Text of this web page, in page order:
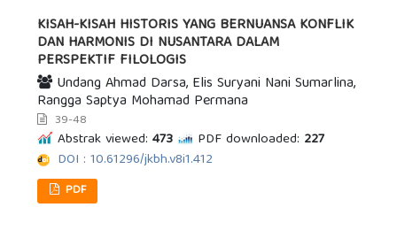
KISAH-KISAH HISTORIS YANG BERNUANSA KONFLIK
DAN HARMONIS DI NUSANTARA DALAM
PERSPEKTIF FILOLOGIS
Undang Ahmad Darsa, Elis Suryani Nani Sumarlina,
Rangga Saptya Mohamad Permana
39-48
Abstrak viewed: 473 PDF downloaded: 227
DOI : 10.61296/jkbh.v8i1.412
PDF